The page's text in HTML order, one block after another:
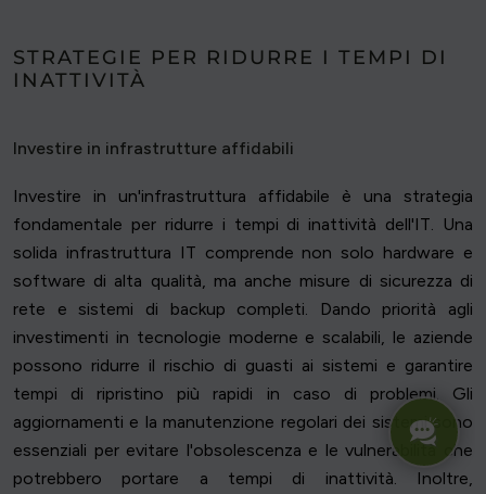
STRATEGIE PER RIDURRE I TEMPI DI
INATTIVITÀ
Investire in infrastrutture affidabili
Investire in un'infrastruttura affidabile è una strategia
fondamentale per ridurre i tempi di inattività dell'IT. Una
solida infrastruttura IT comprende non solo hardware e
software di alta qualità, ma anche misure di sicurezza di
rete e sistemi di backup completi. Dando priorità agli
investimenti in tecnologie moderne e scalabili, le aziende
possono ridurre il rischio di guasti ai sistemi e garantire
tempi di ripristino più rapidi in caso di problemi. Gli
aggiornamenti e la manutenzione regolari dei sistemi sono
essenziali per evitare l'obsolescenza e le vulnerabilità che
potrebbero portare a tempi di inattività. Inoltre,